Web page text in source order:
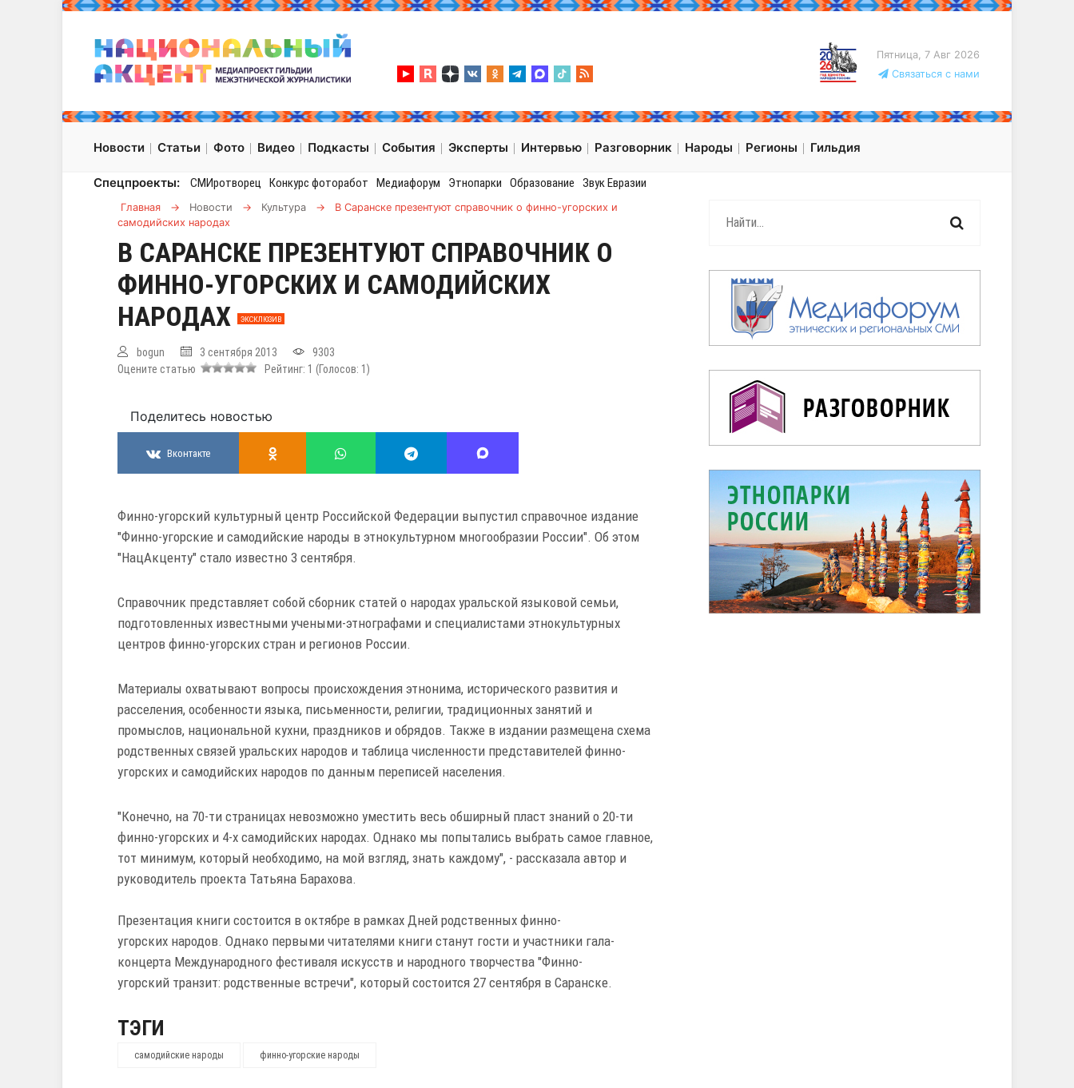
Пятница, 7 Авг 2026
Связаться с нами
Новости Статьи Фото Видео Подкасты События Эксперты Интервью Разговорник Народы Регионы Гильдия
Спецпроекты: СМИротворец Конкурс фоторабот Медиафорум Этнопарки Образование Звук Евразии
Главная → Новости → Культура →
В Саранске презентуют справочник о финно-угорских и
самодийских народах
В САРАНСКЕ ПРЕЗЕНТУЮТ СПРАВОЧНИК О
ФИННО-УГОРСКИХ И САМОДИЙСКИХ
НАРОДАХ
ЭКСКЛЮЗИВ
bogun 3 сентября 2013
9303
Оцените статью
Рейтинг: 1 (Голосов: 1 )
Поделитесь новостью
Вконтакте
Финно-угорский культурный центр Российской Федерации выпустил справочное издание
"Финно-угорские и самодийские народы в этнокультурном многообразии России". Об этом
"НацАкценту" стало известно 3 сентября.
Справочник представляет собой сборник статей о народах уральской языковой семьи,
подготовленных известными учеными-этнографами и специалистами этнокультурных
центров финно-угорских стран и регионов России.
Материалы охватывают вопросы происхождения этнонима, исторического развития и
расселения, особенности языка, письменности, религии, традиционных занятий и
промыслов, национальной кухни, праздников и обрядов. Также в издании размещена схема
родственных связей уральских народов и таблица численности представителей финно-
угорских и самодийских народов по данным переписей населения.
"Конечно, на 70-ти страницах невозможно уместить весь обширный пласт знаний о 20-ти
финно-угорских и 4-х самодийских народах. Однако мы попытались выбрать самое главное,
тот минимум, который необходимо, на мой взгляд, знать каждому", - рассказала автор и
руководитель проекта Татьяна Барахова.
Презентация книги состоится в октябре в рамках Дней родственных финно-
угорских народов. Однако первыми читателями книги станут гости и участники гала-
концерта Международного фестиваля искусств и народного творчества "Финно-
угорский транзит: родственные встречи", который состоится 27 сентября в Саранске.
ТЭГИ
самодийские народы финно-угорские народы